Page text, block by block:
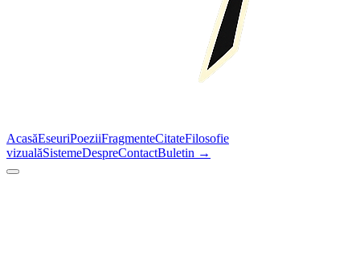
AcasăEseuriPoeziiFragmenteCitateFilosofie
vizualăSistemeDespreContactBuletin →